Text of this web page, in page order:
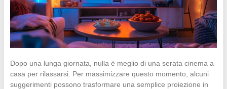
Dopo una lunga giornata, nulla è meglio di una serata cinema a
casa per rilassarsi. Per massimizzare questo momento, alcuni
suggerimenti possono trasformare una semplice proiezione in